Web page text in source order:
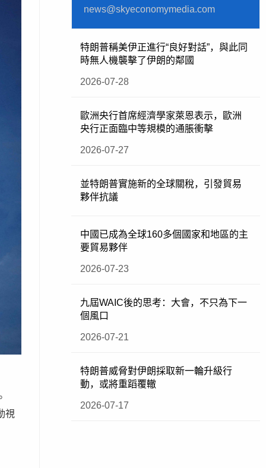
視
news@skyeconomymedia.com
特朗普稱美伊正進行“良好對話”，與此同
時無人機襲擊了伊朗的鄰國
2026-07-28
歐洲央行首席經濟學家萊恩表示，歐洲
央行正面臨中等規模的通脹衝擊
2026-07-27
並特朗普實施新的全球關稅，引發貿易
夥伴抗議
中國已成為全球160多個國家和地區的主
要貿易夥伴
2026-07-23
九屆WAIC後的思考：大會，不只為下一
個風口
2026-07-21
特朗普威脅對伊朗採取新一輪升級行
動，或將重蹈覆轍
2026-07-17